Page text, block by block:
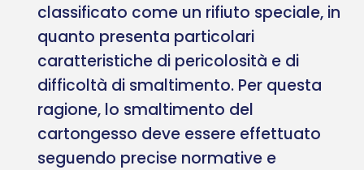
classificato come un rifiuto speciale, in
quanto presenta particolari
caratteristiche di pericolosità e di
difficoltà di smaltimento. Per questa
ragione, lo smaltimento del
cartongesso deve essere effettuato
seguendo precise normative e